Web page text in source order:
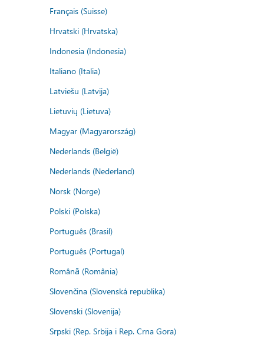
Français (Suisse)
Hrvatski (Hrvatska)
Indonesia (Indonesia)
Italiano (Italia)
Latviešu (Latvija)
Lietuvių (Lietuva)
Magyar (Magyarország)
Nederlands (België)
Nederlands (Nederland)
Norsk (Norge)
Polski (Polska)
Português (Brasil)
Português (Portugal)
Română (România)
Slovenčina (Slovenská republika)
Slovenski (Slovenija)
Srpski (Rep. Srbija i Rep. Crna Gora)